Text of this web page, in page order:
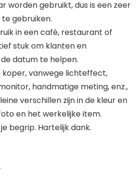
worden gebruikt, dus is een zeer
gebruiken.
in een café, restaurant of
stuk om klanten en
datum te helpen.
koper, vanwege lichteffect,
handmatige meting, enz.,
verschillen zijn in de kleur en
en het werkelijke item.
begrip. Hartelijk dank.